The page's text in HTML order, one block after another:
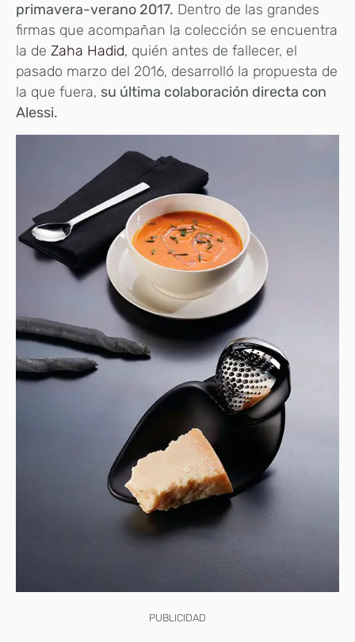
primavera-verano 2017. Dentro de las grandes
firmas que acompañan la colección se encuentra
la de Zaha Hadid, quién antes de fallecer, el
pasado marzo del 2016, desarrolló la propuesta de
la que fuera, su última colaboración directa con
Alessi.
PUBLICIDAD